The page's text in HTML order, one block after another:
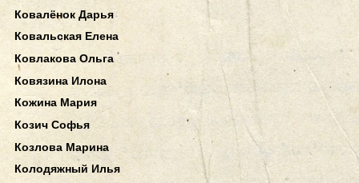
Ковалёнок Дарья
Ковальская Елена
Ковлакова Ольга
Ковязина Илона
Кожина Мария
Козич Софья
Козлова Марина
Колодяжный Илья